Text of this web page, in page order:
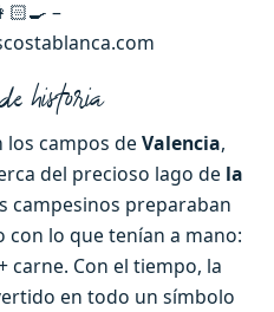
–
historia
los campos de Valencia,
del precioso lago de la
campesinos preparaban
con lo que tenían a mano:
carne. Con el tiempo, la
en todo un símbolo